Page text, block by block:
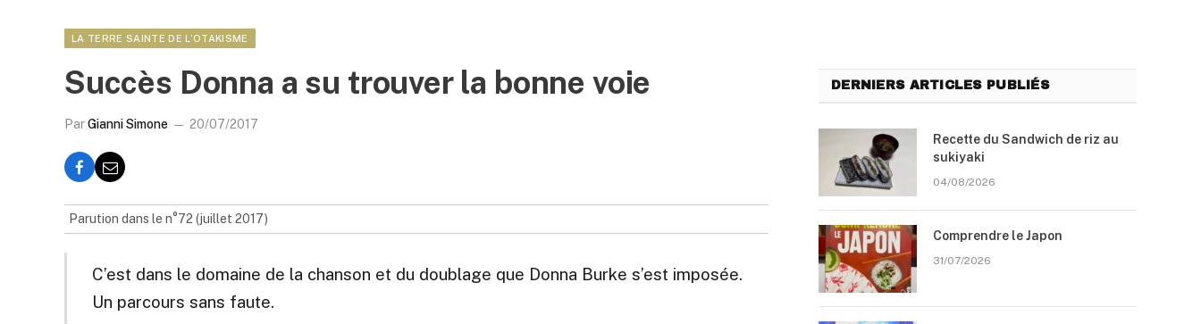
LA TERRE SAINTE DE L’OTAKISME
Succès Donna a su trouver la bonne voie
ParGianni Simone 20/07/2017
Parution dans le n°72 (juillet 2017)
C’est dans le domaine de la chanson et du doublage que Donna Burke s’est imposée.
Un parcours sans faute.
DERNIERS ARTICLES PUBLIÉS
Recette du Sandwich de riz au
sukiyaki
04/08/2026
Comprendre le Japon
31/07/2026